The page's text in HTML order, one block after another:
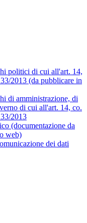
politici di cui all'art. 14,
2013 (da pubblicare in
di amministrazione, di
di cui all'art. 14, co.
2013
(documentazione da
web)
dei dati